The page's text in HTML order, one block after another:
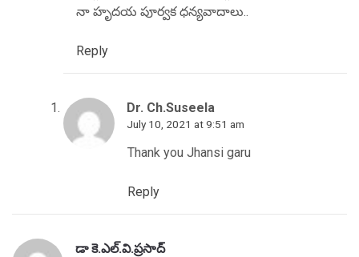
నా హృదయ పూర్వక ధన్యవాదాలు..
Reply
Dr. Ch.Suseela
July 10, 2021 at 9:51 am
Thank you Jhansi garu
Reply
డా కె.ఎల్.వి.ప్రసాద్